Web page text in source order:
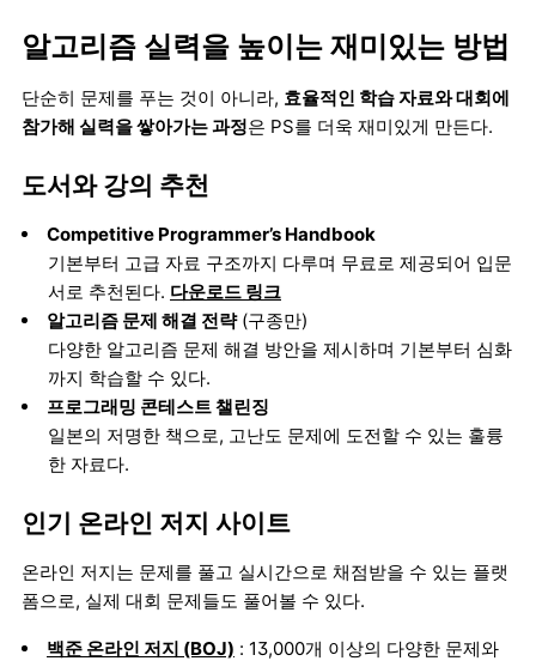
알고리즘 실력을 높이는 재미있는 방법
단순히 문제를 푸는 것이 아니라, 효율적인 학습 자료와 대회에
참가해 실력을 쌓아가는 과정은 PS를 더욱 재미있게 만든다.
도서와 강의 추천
Competitive Programmer’s Handbook
기본부터 고급 자료 구조까지 다루며 무료로 제공되어 입문
서로 추천된다. 다운로드 링크
알고리즘 문제 해결 전략(구종만)
다양한 알고리즘 문제 해결 방안을 제시하며 기본부터 심화
까지 학습할 수 있다.
프로그래밍 콘테스트 챌린징
일본의 저명한 책으로, 고난도 문제에 도전할 수 있는 훌륭
한 자료다.
인기 온라인 저지 사이트
온라인 저지는 문제를 풀고 실시간으로 채점받을 수 있는 플랫
폼으로, 실제 대회 문제들도 풀어볼 수 있다.
백준 온라인 저지 (BOJ) : 13,000개 이상의 다양한 문제와